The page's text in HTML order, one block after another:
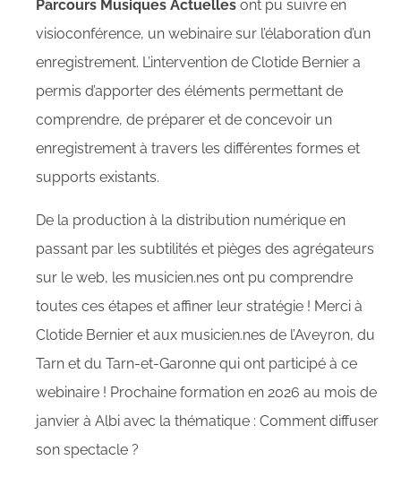
Parcours Musiques Actuelles ont pu suivre en
visioconférence, un webinaire sur l’élaboration d’un
enregistrement. L’intervention de Clotide Bernier a
permis d’apporter des éléments permettant de
comprendre, de préparer et de concevoir un
enregistrement à travers les différentes formes et
supports existants.
De la production à la distribution numérique en
passant par les subtilités et pièges des agrégateurs
sur le web, les musicien.nes ont pu comprendre
toutes ces étapes et affiner leur stratégie ! Merci à
Clotide Bernier et aux musicien.nes de l’Aveyron, du
Tarn et du Tarn-et-Garonne qui ont participé à ce
webinaire ! Prochaine formation en 2026 au mois de
janvier à Albi avec la thématique : Comment diffuser
son spectacle ?